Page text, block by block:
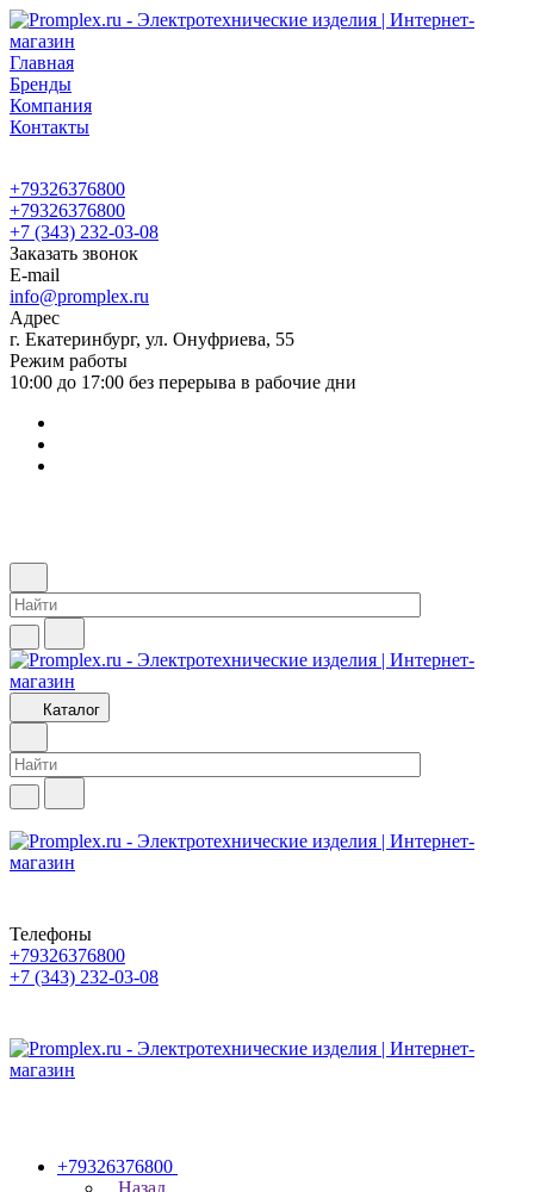
Главная
Бренды
Компания
Контакты
+79326376800
+79326376800
+7 (343) 232-03-08
Заказать звонок
E-mail
info@promplex.ru
Адрес
г. Екатеринбург, ул. Онуфриева, 55
Режим работы
10:00 до 17:00 без перерыва в рабочие дни
Каталог
Телефоны
+79326376800
+7 (343) 232-03-08
+79326376800
Назад